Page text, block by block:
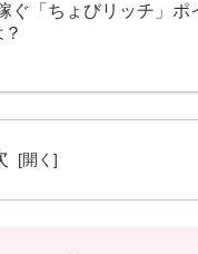
ぐ「ちょびリッチ」